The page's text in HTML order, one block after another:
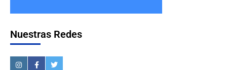
Nuestras Redes